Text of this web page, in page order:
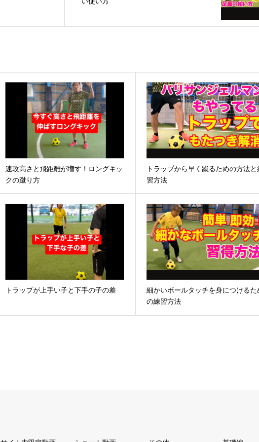
速攻高さと飛距離が増す！ロングキッ
クの蹴り方
トラップから早く蹴るための方法と
習方法
トラップが上手い子と下手の子の差
細かいボールタッチを身につけるた
の練習方法